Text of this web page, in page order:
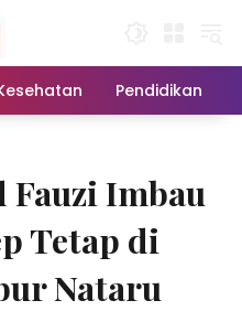
Pendidikan
Imbau
Tetap di
Nataru